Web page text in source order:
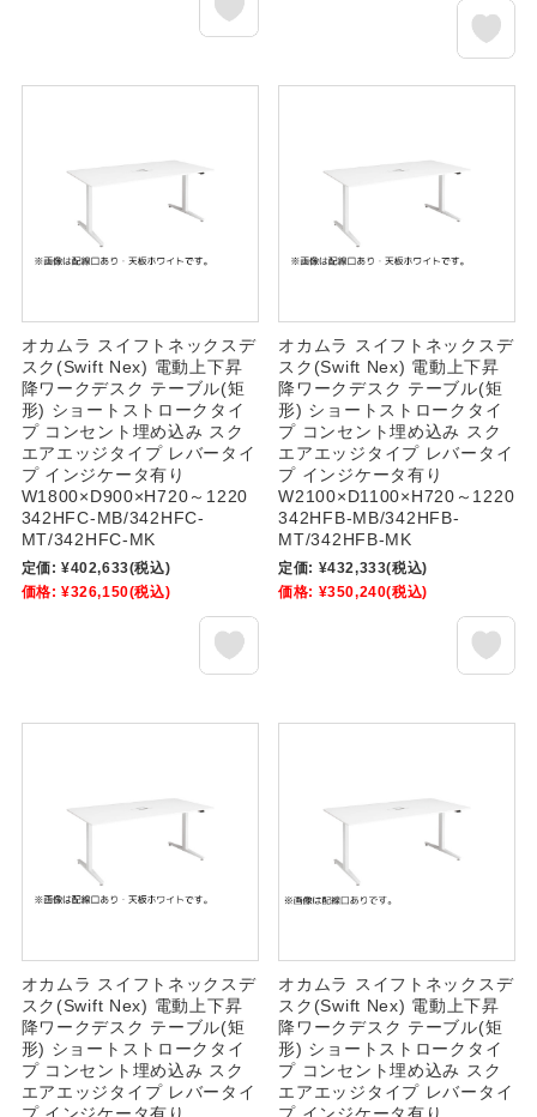
オカムラ スイフトネックスデ
スク(Swift Nex) 電動上下昇
降ワークデスク テーブル(矩
形) ショートストロークタイ
プ コンセント埋め込み スク
エアエッジタイプ レバータイ
プ インジケータ有り
W1800×D900×H720～1220
342HFC-MB/342HFC-
MT/342HFC-MK
定価: ¥402,633(税込)
価格: ¥326,150(税込)
オカムラ スイフトネックスデ
スク(Swift Nex) 電動上下昇
降ワークデスク テーブル(矩
形) ショートストロークタイ
プ コンセント埋め込み スク
エアエッジタイプ レバータイ
プ インジケータ有り
W2100×D1100×H720～1220
342HFB-MB/342HFB-
MT/342HFB-MK
定価: ¥432,333(税込)
価格: ¥350,240(税込)
オカムラ スイフトネックスデ
スク(Swift Nex) 電動上下昇
降ワークデスク テーブル(矩
形) ショートストロークタイ
プ コンセント埋め込み スク
エアエッジタイプ レバータイ
プ インジケータ有り
オカムラ スイフトネックスデ
スク(Swift Nex) 電動上下昇
降ワークデスク テーブル(矩
形) ショートストロークタイ
プ コンセント埋め込み スク
エアエッジタイプ レバータイ
プ インジケータ有り